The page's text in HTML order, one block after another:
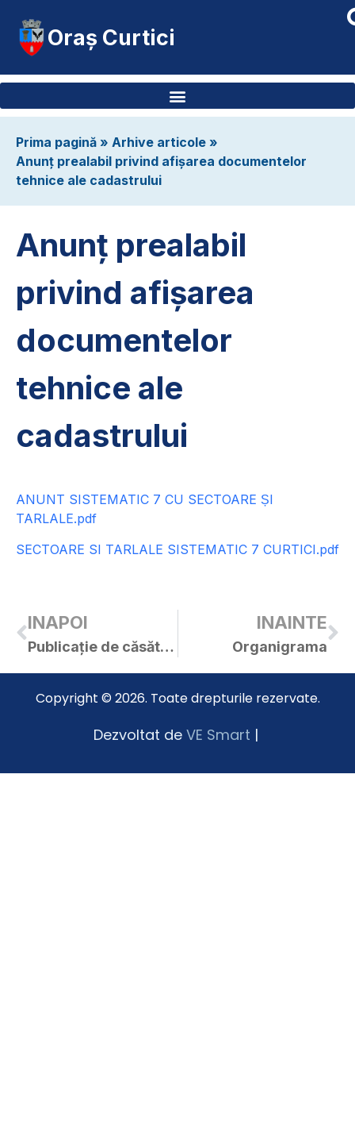
Oraș Curtici
Prima pagină » Arhive articole »
Anunț prealabil privind afișarea documentelor
tehnice ale cadastrului
Anunț prealabil
privind afișarea
documentelor
tehnice ale
cadastrului
ANUNT SISTEMATIC 7 CU SECTOARE ȘI
TARLALE.pdf
SECTOARE SI TARLALE SISTEMATIC 7 CURTICI.pdf
INAPOI
Publicație de căsătorie – Oros Mircea / Drăgan Mariana
INAINTE
Organigrama
Copyright © 2026. Toate drepturile rezervate.
Dezvoltat de VE Smart |